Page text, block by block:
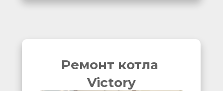
Ремонт котла
Victory